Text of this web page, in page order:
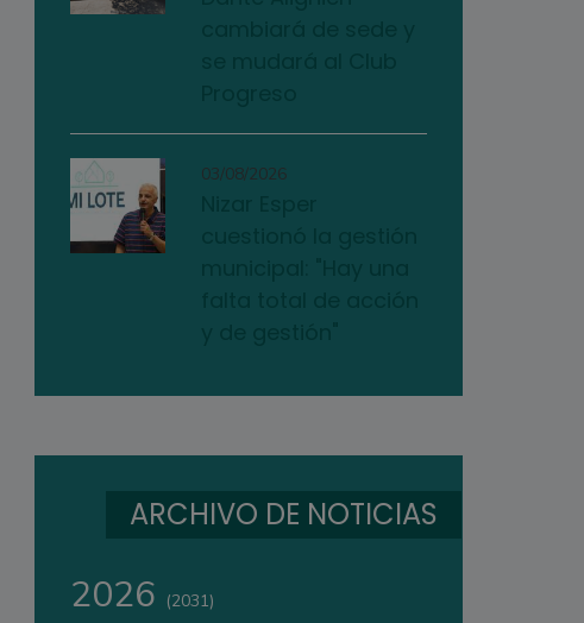
03/08/2026
ARCHIVO DE NOTICIAS
2026 (2031)